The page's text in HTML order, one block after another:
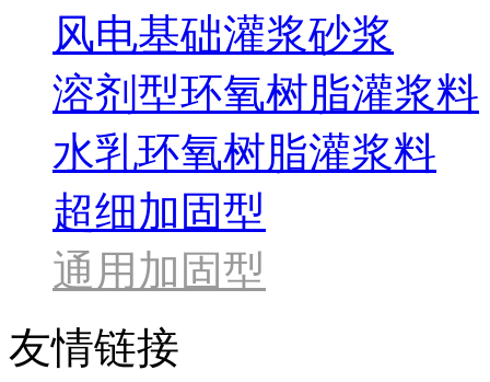
风电基础灌浆砂浆
溶剂型环氧树脂灌浆料
水乳环氧树脂灌浆料
超细加固型
通用加固型
友情链接